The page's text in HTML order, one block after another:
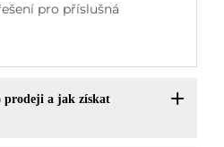
pro příslušná
prodeji a jak získat